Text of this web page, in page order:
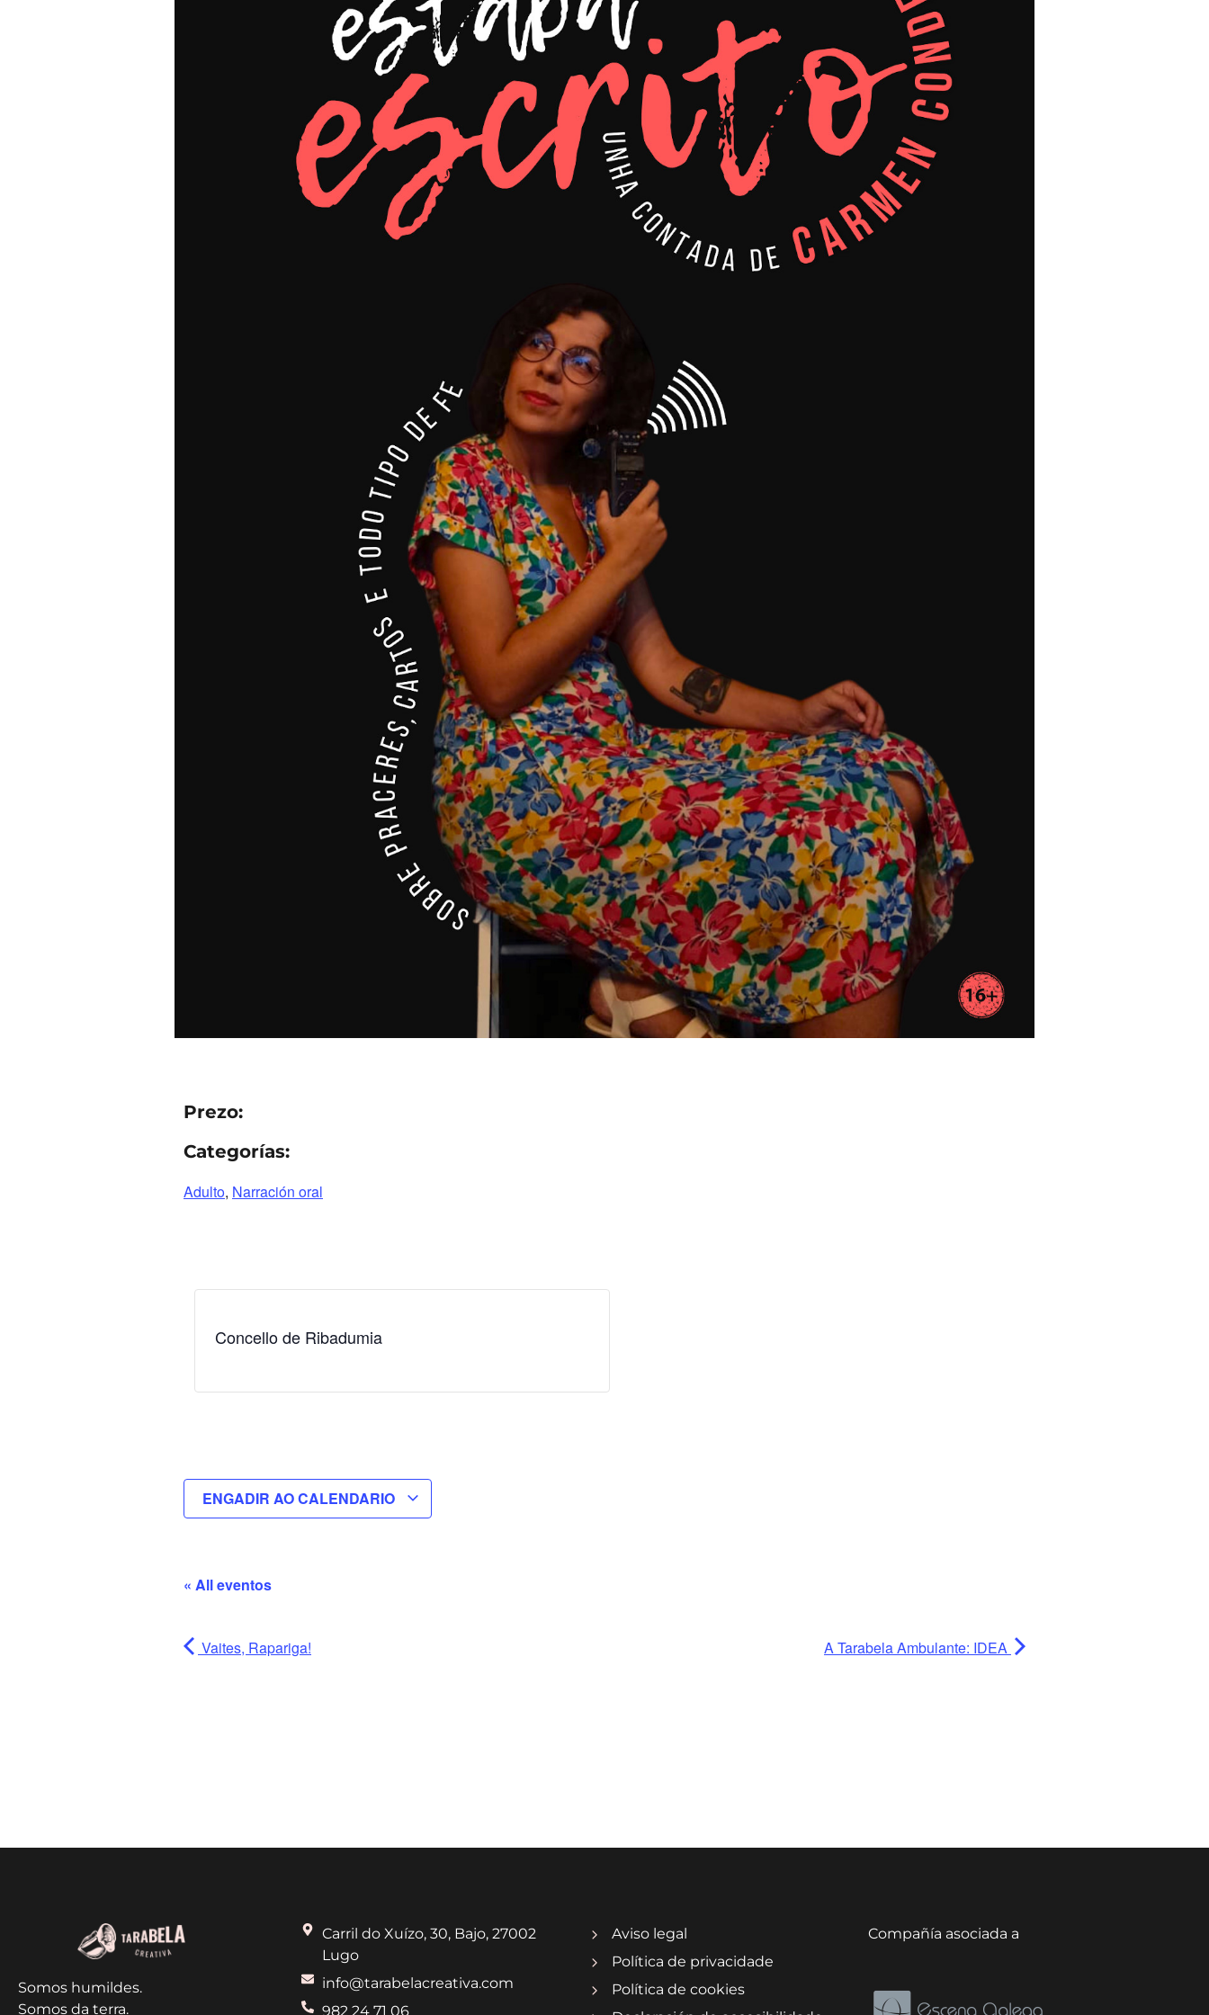
Prezo:
Categorías:
Adulto, Narración oral
Concello de Ribadumia
ENGADIR AO CALENDARIO
« All eventos
Vaites, Rapariga! A Tarabela Ambulante: IDEA
Somos humildes.
Somos da terra.
Carril do Xuízo, 30, Bajo, 27002
Lugo
info@tarabelacreativa.com
982 24 71 06
Aviso legal
Política de privacidade
Política de cookies
Compañía asociada a